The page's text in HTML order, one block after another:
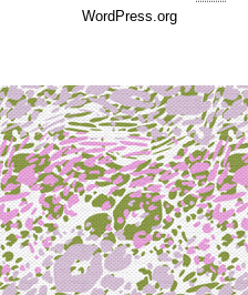
WordPress.org